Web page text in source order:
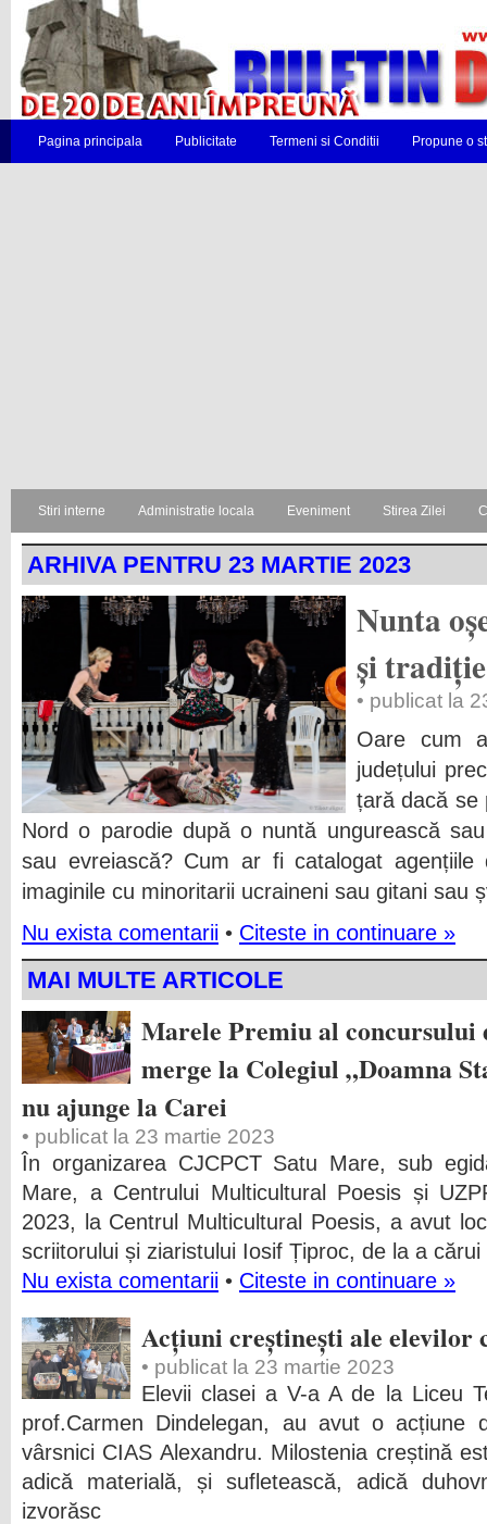
Pagina principala Publicitate Termeni si Conditii Propune o
Stiri interne Administratie locala Eveniment Stirea Zilei
ARHIVA PENTRU 23 MARTIE 2023
Nunta
și tradiție
• publicat la
Oare cum
județului
țară dacă se
Nord o parodie după o nuntă ungurească
sau evreiască? Cum ar fi catalogat
imaginile cu minoritarii ucraineni sau gitani sau
Nu exista comentarii • Citeste in continuare »
MAI MULTE ARTICOLE
Marele Premiu al
merge la Colegiul „Doamna
nu ajunge la Carei
• publicat la 23 martie 2023
În organizarea CJCPCT Satu Mare, sub
Mare, a Centrului Multicultural Poesis și
2023, la Centrul Multicultural Poesis, a avut
scriitorului și ziaristului Iosif Țiproc, de la a
Nu exista comentarii • Citeste in continuare »
Acțiuni creștinești ale elevilor
• publicat la 23 martie 2023
Elevii clasei a V-a A de la Liceu
prof.Carmen Dindelegan, au avut o acțiune
vârsnici CIAS Alexandru. Milostenia creștină
adică materială, și sufletească, adică
izvorăsc